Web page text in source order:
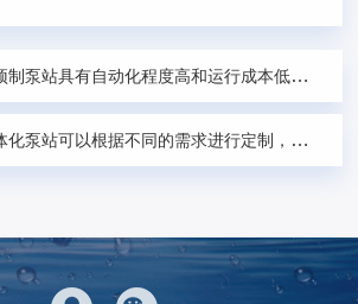
泵站具有自动化程度高和运行成本低的特点
站可以根据不同的需求进行定制，以满足特定的应用场合